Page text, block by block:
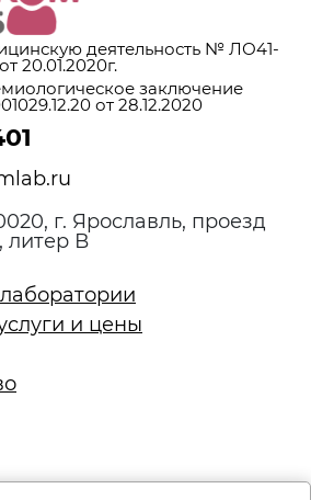
деятельность № ЛО41-
20.01.2020г.
заключение
от 28.12.2020
г. Ярославль, проезд
литер В
и цены